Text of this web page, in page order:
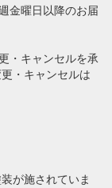
金曜日以降のお届
・キャンセルを承
・キャンセルは
が施されていま